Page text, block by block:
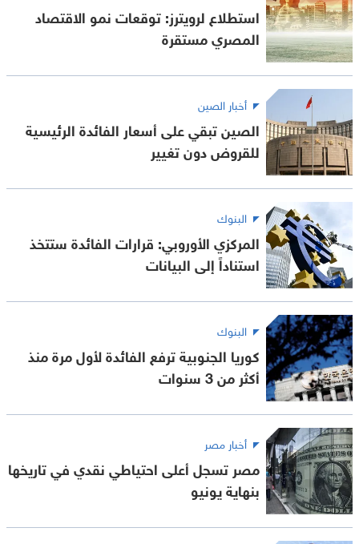
استطلاع لرويترز: توقعات نمو الاقتصاد
المصري مستقرة
أخبار الصين
الصين تبقي على أسعار الفائدة الرئيسية
للقروض دون تغيير
البنوك
المركزي الأوروبي: قرارات الفائدة ستتخذ
استناداً إلى البيانات
البنوك
كوريا الجنوبية ترفع الفائدة لأول مرة منذ
أكثر من 3 سنوات
أخبار مصر
مصر تسجل أعلى احتياطي نقدي في تاريخها
بنهاية يونيو